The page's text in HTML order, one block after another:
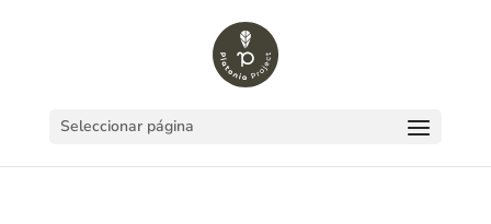
Seleccionar página